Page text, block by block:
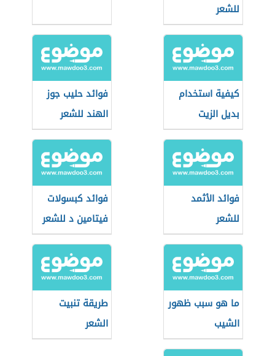
للشعر
كيفية استخدام
بديل الزيت
فوائد حليب جوز
الهند للشعر
فوائد الأثمد
للشعر
فوائد كبسولات
فيتامين د للشعر
ما هو سبب ظهور
الشيب
طريقة تنبيت
الشعر